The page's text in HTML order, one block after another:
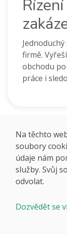
firmě.
obchodu
práce i
Na těchto
soubory
údaje nám
služby. Svůj
odvolat.
Dozvědět se